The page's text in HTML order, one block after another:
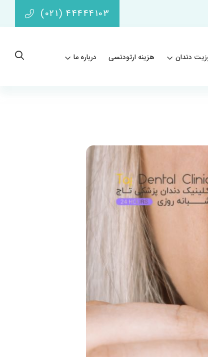
(021) 44444103
دندان هزینه ارتودنسی درباره ما